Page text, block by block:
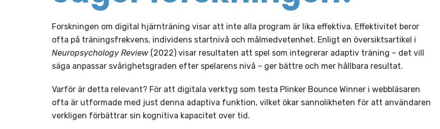
Forskningen om digital hjärnträning visar att inte alla program är lika effektiva. Effektivitet beror
ofta på träningsfrekvens, individens startnivå och målmedvetenhet. Enligt en översiktsartikel i
Neuropsychology Review (2022) visar resultaten att spel som integrerar adaptiv träning – det vill
säga anpassar svårighetsgraden efter spelarens nivå – ger bättre och mer hållbara resultat.
Varför är detta relevant? För att digitala verktyg som testa Plinker Bounce Winner i webbläsaren
ofta är utformade med just denna adaptiva funktion, vilket ökar sannolikheten för att användaren
verkligen förbättrar sin kognitiva kapacitet over tid.